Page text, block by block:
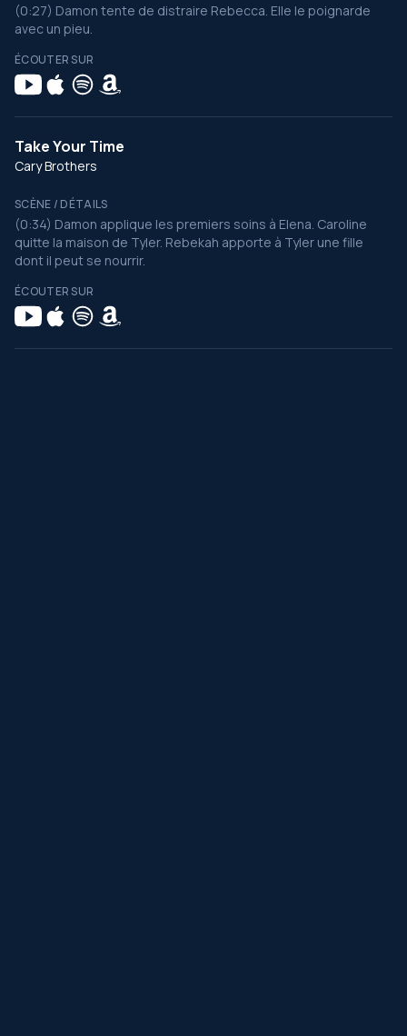
(0:27) Damon tente de distraire Rebecca. Elle le poignarde
avec un pieu.
ÉCOUTER SUR
Take Your Time
Cary Brothers
SCÈNE / DÉTAILS
(0:34) Damon applique les premiers soins à Elena. Caroline
quitte la maison de Tyler. Rebekah apporte à Tyler une fille
dont il peut se nourrir.
ÉCOUTER SUR